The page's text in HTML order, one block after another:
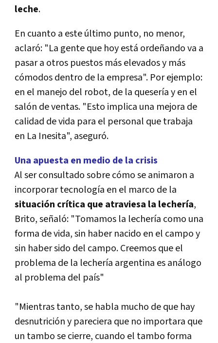
leche.
En cuanto a este último punto, no menor,
aclaró: "La gente que hoy está ordeñando va a
pasar a otros puestos más elevados y más
cómodos dentro de la empresa". Por ejemplo:
en el manejo del robot, de la queserí­a y en el
salón de ventas. "Esto implica una mejora de
calidad de vida para el personal que trabaja
en La Inesita", aseguró.
Una apuesta en medio de la crisis
Al ser consultado sobre cómo se animaron a
incorporar tecnologí­a en el marco de la
situación crí­tica que atraviesa la lecherí­a,
Brito, señaló: "Tomamos la lecherí­a como una
forma de vida, sin haber nacido en el campo y
sin haber sido del campo. Creemos que el
problema de la lecherí­a argentina es análogo
al problema del paí­s"
"Mientras tanto, se habla mucho de que hay
desnutrición y pareciera que no importara que
un tambo se cierre, cuando el tambo forma